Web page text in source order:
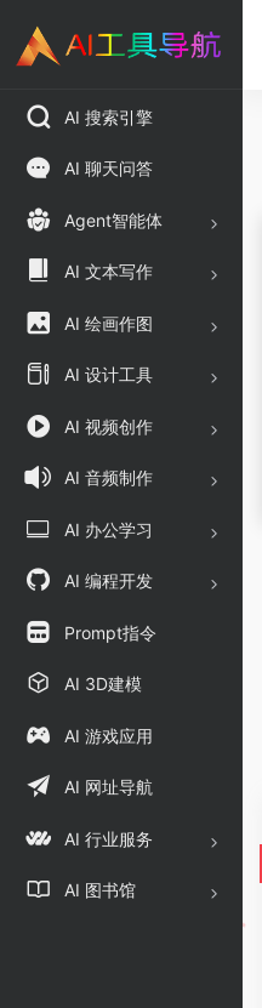
AI 搜索引擎
AI 聊天问答
Agent智能体
AI 文本写作
AI 绘画作图
AI 设计工具
AI 视频创作
AI 音频制作
AI 办公学习
AI 编程开发
Prompt指令
AI 3D建模
AI 游戏应用
AI 网址导航
AI 行业服务
AI 图书馆